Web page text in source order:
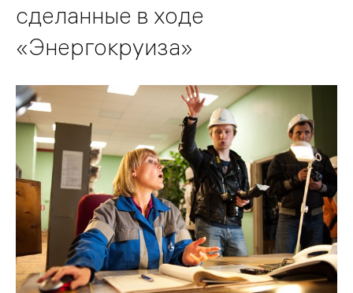
сделанные в ходе
«Энергокруиза»